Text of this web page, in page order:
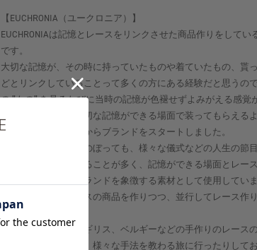
【EUCHRONIA（ユークロニア）】
EUCHRONIAは記憶とレースをリンクさせた商品作りをしてい
です。
大切な記憶が、その時に持っていたものや着ていたもの、貰
どとリンクしていることって多くの方にある経験だと思うの
の ”もの” を見るたびに当時の記憶が色褪せずよみがえる感覚
きで、沢山の方の大切な記憶ができる場面で装ってもらえる
作りたいという思いからブランドをスタートしました。
レースは歴史をさかのぼっても、様々な儀式などの人生の節
うな場面で使用されることが多く、記憶ができる場面とレー
るのではと思い、ブランドを象徴する素材として使用していま
ブランドとしてレースの商品を作りつつ、並行してレース作
います。
実際にイタリアやイギリス、ベルギーなどの手作りのレース
を回って現地の方に、様々な手法を教わる旅に行ったりして